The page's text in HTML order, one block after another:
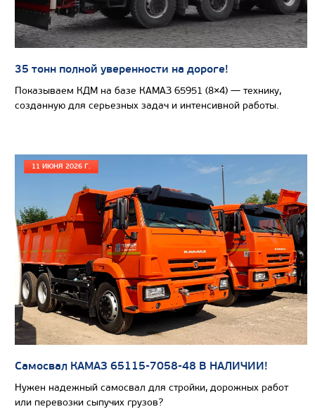
Цена по запросу
Производитель
Базовое шасси
Узнать цену
35 тонн полной уверенности на дороге!
Показываем КДМ на базе КАМАЗ 65951 (8×4) — технику,
созданную для серьезных задач и интенсивной работы.
11 ИЮНЯ 2026 Г.
Самосвал КАМАЗ 65115-7058-48 В НАЛИЧИИ!
Нужен надежный самосвал для стройки, дорожных работ
или перевозки сыпучих грузов?